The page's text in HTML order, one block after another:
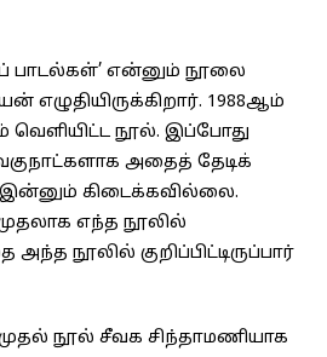
பாடல்கள்’ என்னும் நூலை
1988ஆம்
வெளியிட்ட நூல். இப்போது
அதைத் தேடிக்
கிடைக்கவில்லை.
எந்த நூலில்
நூலில் குறிப்பிட்டிருப்பார்
நூல் சீவக சிந்தாமணியாக